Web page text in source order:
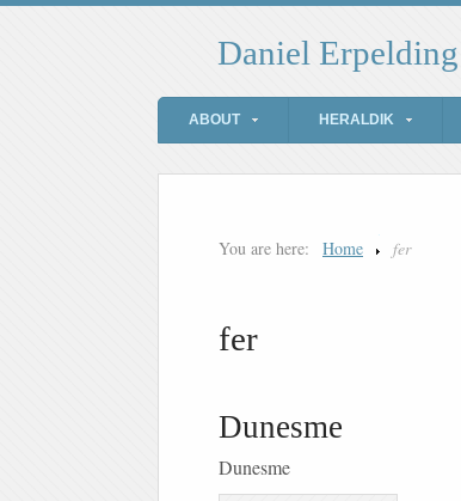
Daniel Erpelding
ABOUT HERALDIK
You are here: Home fer
fer
Dunesme
Dunesme